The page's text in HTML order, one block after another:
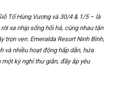
Tổ Hùng Vương và 30/4 & 1/5 – là
xa nhịp sống hối hả, cùng nhau tận
trọn vẹn. Emeralda Resort Ninh Bình,
và nhiều hoạt động hấp dẫn, hứa
kỳ nghỉ thư giãn, đầy ắp yêu